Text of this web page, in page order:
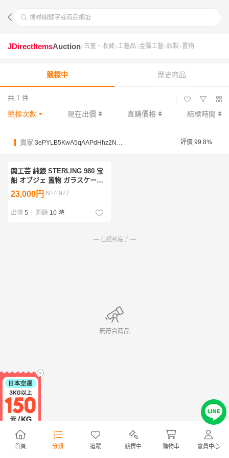
搜尋關鍵字或商品網址
首頁 分類 追蹤 競標中 購物車 會員中心
JDirectItemsAuction 古董、收藏 工藝品 金屬工藝 銀製 置物
競標中 歷史商品
共 1 件
競標次數 現在出價 直購價格 結標時間
賣家 3ePYLB5KwA5qAAPdHhz2N96HJPbZC 評價 99.8%
関工芸 純銀 STERLING 980 宝
船 オブジェ 置物 ガラスケース
付 銀部分重量約92ｇ 現状渡し
23,000円 NT4,977
出價 5 | 剩餘 10 時
— 已經到底了 —
無符合商品